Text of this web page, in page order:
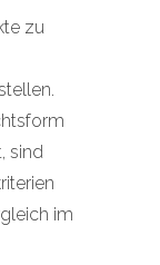
zu
sind
im